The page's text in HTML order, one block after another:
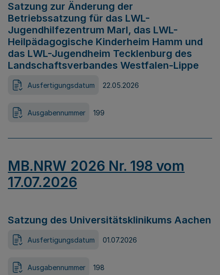
Satzung zur Änderung der
Betriebssatzung für das LWL-
Jugendhilfezentrum Marl, das LWL-
Heilpädagogische Kinderheim Hamm und
das LWL-Jugendheim Tecklenburg des
Landschaftsverbandes Westfalen-Lippe
Ausfertigungsdatum 22.05.2026
Ausgabennummer 199
MB.NRW 2026 Nr. 198 vom
17.07.2026
Satzung des Universitätsklinikums Aachen
Ausfertigungsdatum 01.07.2026
Ausgabennummer 198